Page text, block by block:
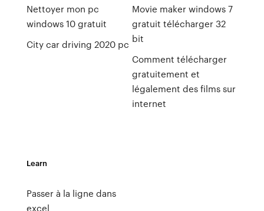
Nettoyer mon pc
windows 10 gratuit
City car driving 2020 pc
Movie maker windows 7
gratuit télécharger 32
bit
Comment télécharger
gratuitement et
légalement des films sur
internet
Learn
Passer à la ligne dans
excel